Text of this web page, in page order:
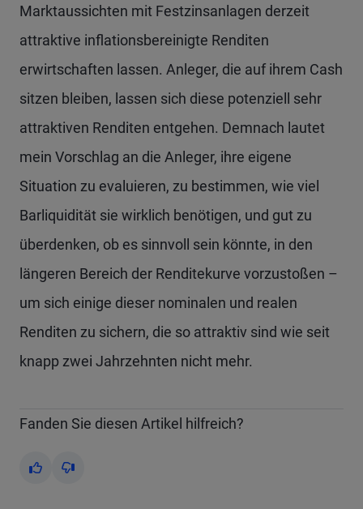
Marktaussichten mit Festzinsanlagen derzeit
attraktive inflationsbereinigte Renditen
erwirtschaften lassen. Anleger, die auf ihrem Cash
sitzen bleiben, lassen sich diese potenziell sehr
attraktiven Renditen entgehen. Demnach lautet
mein Vorschlag an die Anleger, ihre eigene
Situation zu evaluieren, zu bestimmen, wie viel
Barliquidität sie wirklich benötigen, und gut zu
überdenken, ob es sinnvoll sein könnte, in den
längeren Bereich der Renditekurve vorzustoßen –
um sich einige dieser nominalen und realen
Renditen zu sichern, die so attraktiv sind wie seit
knapp zwei Jahrzehnten nicht mehr.
Fanden Sie diesen Artikel hilfreich?
Yes No